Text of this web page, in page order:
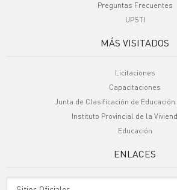
Preguntas Frecuentes
UPSTI
MÁS VISITADOS
Licitaciones
Capacitaciones
Junta de Clasificación de
Instituto Provincial de la
Educación
ENLACES